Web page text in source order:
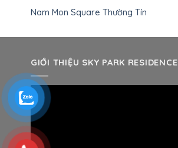
Nam Mon Square Thường Tín
GIỚI THIỆU SKY PARK RESIDENCE
Trình
chơi
Video